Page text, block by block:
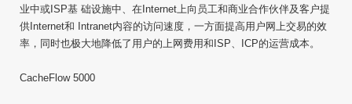
业中或ISP基 础设施中、在Internet上向员工和商业合作伙伴及客户提
供Internet和 Intranet内容的访问速度，一方面提高用户网上交易的效
率，同时也极大地降低了用户的上网费用和ISP、ICP的运营成本。
CacheFlow 5000